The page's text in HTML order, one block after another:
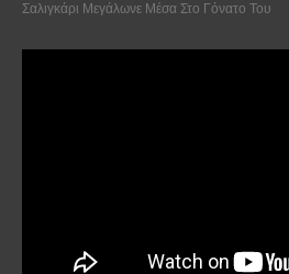
Σαλιγκάρι Μεγάλωνε Μέσα Στο Γόνατο Του